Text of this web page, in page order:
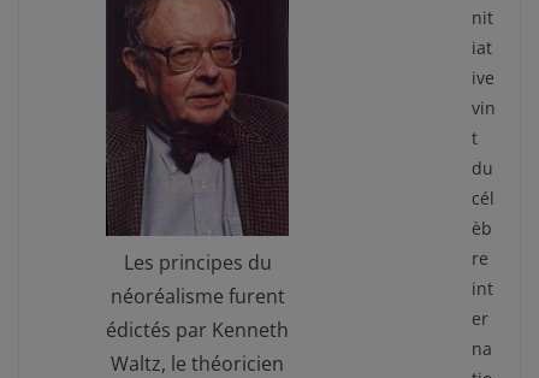
Les principes du
néoréalisme furent
édictés par Kenneth
Waltz, le théoricien
nit
iat
ive
vin
t
du
cél
èb
re
int
er
na